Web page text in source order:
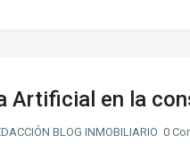
Artificial en la
BLOG INMOBILIARIO 0